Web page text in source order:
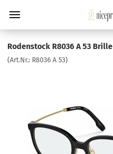
Rodenstock R8036 A 53 Brille
(Art.Nr.: R8036 A 53)